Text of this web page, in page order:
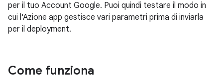
per il tuo Account Google. Puoi quindi testare il modo in
cui l'Azione app gestisce vari parametri prima di inviarla
per il deployment.
Come funziona